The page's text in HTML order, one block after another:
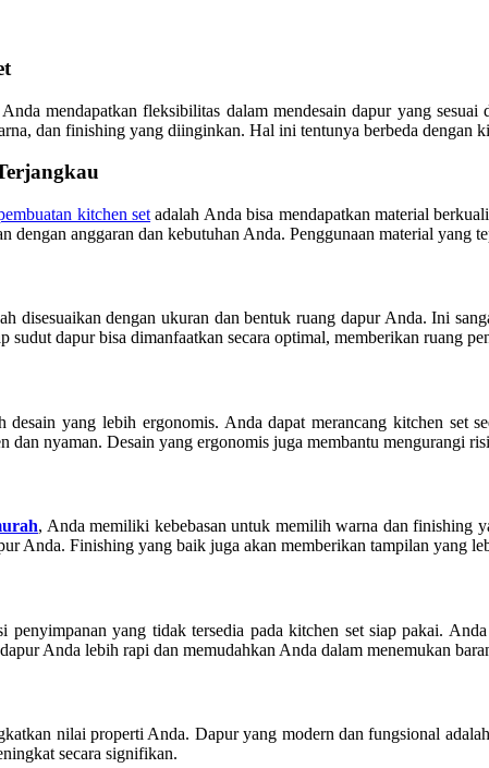
Anda mendapatkan fleksibilitas dalam mendesain dapur yang
dan finishing yang diinginkan. Hal ini tentunya berbeda dengan
kitchen set adalah Anda bisa mendapatkan material
anggaran dan kebutuhan Anda. Penggunaan material yang
disesuaikan dengan ukuran dan bentuk ruang dapur Anda. Ini
sudut dapur bisa dimanfaatkan secara optimal, memberikan ruang
yang lebih ergonomis. Anda dapat merancang kitchen set
dan nyaman. Desain yang ergonomis juga membantu mengurangi
, Anda memiliki kebebasan untuk memilih warna dan finishing
Anda. Finishing yang baik juga akan memberikan tampilan yang
penyimpanan yang tidak tersedia pada kitchen set siap pakai.
Anda lebih rapi dan memudahkan Anda dalam menemukan
nilai properti Anda. Dapur yang modern dan fungsional
secara signifikan.